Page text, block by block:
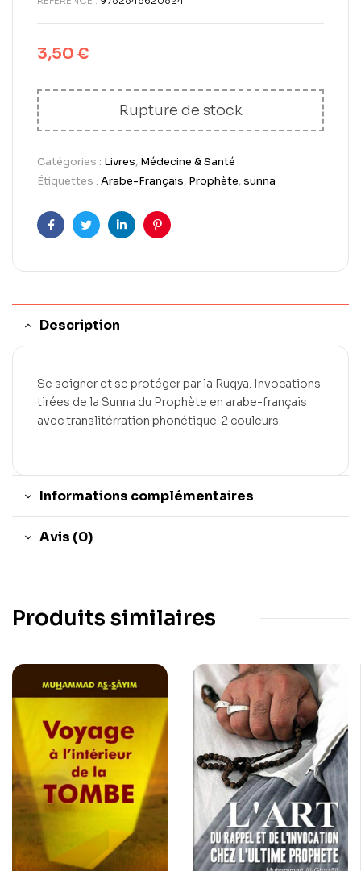
3,50 €
Rupture de stock
Catégories : Livres, Médecine & Santé
Étiquettes : Arabe-Français, Prophète,sunna
FacebookTwitterLinkedInPinterest
Description
Se soigner et se protéger par la Ruqya. Invocations
tirées de la Sunna du Prophète en arabe-français
avec translitérration phonétique. 2 couleurs.
Informations complémentaires
Avis (0)
Produits similaires